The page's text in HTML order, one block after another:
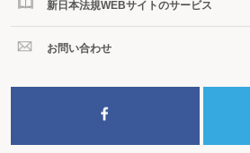
新日本法規WEBサイトのサービス
お問い合わせ